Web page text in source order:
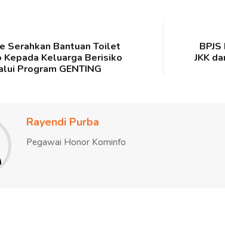
Serahkan Bantuan Toilet
Kepada Keluarga Berisiko
Program GENTING
JKK
Rayendi Purba
Pegawai Honor Kominfo